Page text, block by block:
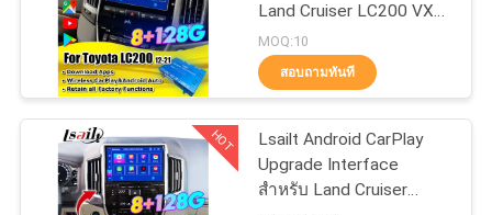
วิดีโอ
เกี่ยว
กล่องนำทาง Android
56
Land Cruiser LC200 VXR
VX GXL Sahara V8 2013-
2021 OEM อัพเกรดจอ
พร้อมกับการเล่น CarPlay
MOQ:10
สอบถามทันที
HOT
Lsailt Android CarPlay
Upgrade Interface
สำหรับ Land Cruiser